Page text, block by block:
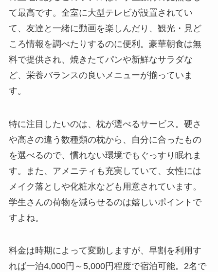
て最高です。全室に大型テレビが設置されてい
て、友達と一緒に動画を楽しんだり、観光・見ど
ころ情報を調べたりするのに便利。豪華朝食は無
料で提供され、焼きたてパンや新鮮なサラダな
ど、栄養バランスの良いメニューが揃っていま
す。
特に注目したいのは、枕が選べるサービス。硬さ
や高さの違う数種類の枕から、自分に合ったもの
を選べるので、慣れない環境でもぐっすり眠れま
す。また、アメニティも充実していて、女性には
メイク落としや化粧水なども用意されています。
学生さんの荷物を減らせるのは嬉しいポイントで
すよね。
料金は時期によって変動しますが、早割を利用す
れば一泊4,000円～5,000円程度で宿泊可能。2名で